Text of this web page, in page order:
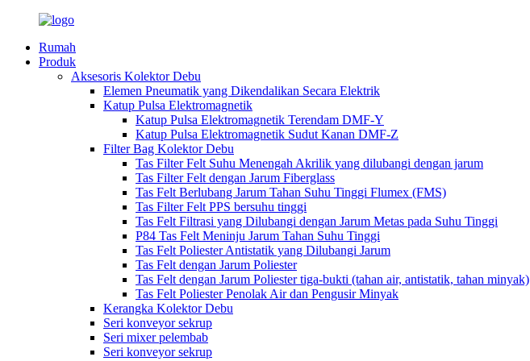
Rumah
Produk
Aksesoris Kolektor Debu
Elemen Pneumatik yang Dikendalikan Secara Elektrik
Katup Pulsa Elektromagnetik
Katup Pulsa Elektromagnetik Terendam DMF-Y
Katup Pulsa Elektromagnetik Sudut Kanan DMF-Z
Filter Bag Kolektor Debu
Tas Filter Felt Suhu Menengah Akrilik yang dilubangi dengan jarum
Tas Filter Felt dengan Jarum Fiberglass
Tas Felt Berlubang Jarum Tahan Suhu Tinggi Flumex (FMS)
Tas Filter Felt PPS bersuhu tinggi
Tas Felt Filtrasi yang Dilubangi dengan Jarum Metas pada Suhu Tinggi
P84 Tas Felt Meninju Jarum Tahan Suhu Tinggi
Tas Felt Poliester Antistatik yang Dilubangi Jarum
Tas Felt dengan Jarum Poliester
Tas Felt dengan Jarum Poliester tiga-bukti (tahan air, antistatik, tahan minyak)
Tas Felt Poliester Penolak Air dan Pengusir Minyak
Kerangka Kolektor Debu
Seri konveyor sekrup
Seri mixer pelembab
Seri konveyor sekrup